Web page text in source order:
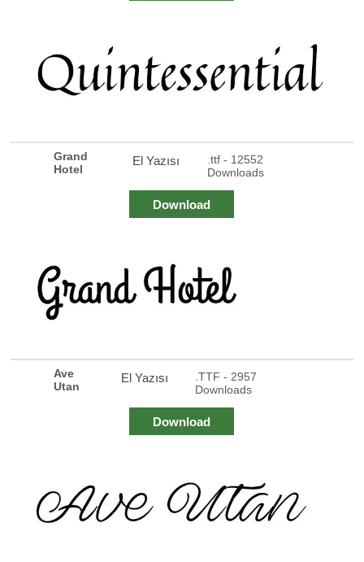
Grand
Hotel
El Yazısı
.ttf - 12552
Downloads
Download
Ave
Utan
El Yazısı
.TTF - 2957
Downloads
Download